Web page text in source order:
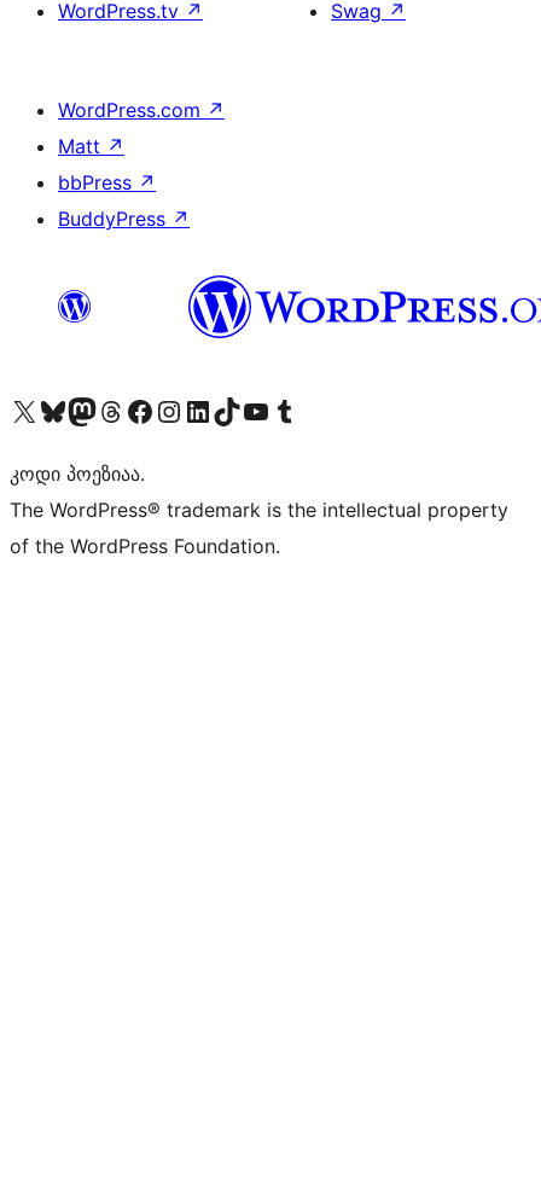
WordPress.tv ↗
Swag ↗
WordPress.com ↗
Matt ↗
bbPress ↗
BuddyPress ↗
Visit our X (formerly Twitter) account
Visit our Bluesky account
Visit our Mastodon account
Visit our Threads account
Visit our Facebook page
Visit our Instagram account
Visit our LinkedIn account
Visit our TikTok account
Visit our YouTube channel
Visit our Tumblr account
კოდი პოეზიაა.
The WordPress® trademark is the intellectual property
of the WordPress Foundation.